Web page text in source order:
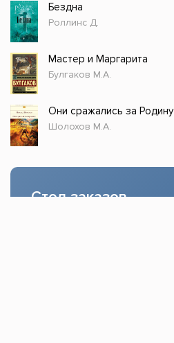
Бездна
Роллинс Д.
Мастер и Маргарита
Булгаков М.А.
Они сражались за Родину
Шолохов М.А.
Стол заказов